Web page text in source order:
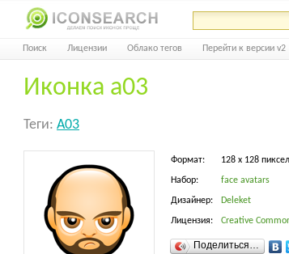
Поиск Лицензии Облако тегов Перейти к версии v2
Иконка a03
Теги: A03
Формат: 128 x 128
Набор: face avatars
Дизайнер: Deleket
Лицензия: Creative
Поделиться…